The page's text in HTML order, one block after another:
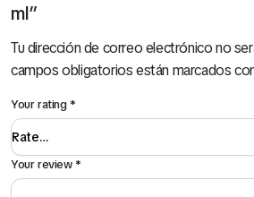
ml”
Tu dirección de correo electrónico no
campos obligatorios están marcados
Your rating*
Your review*